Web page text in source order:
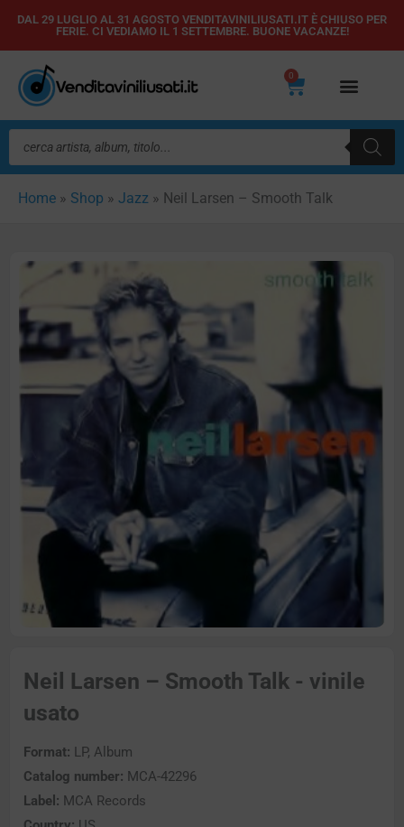
Vai
contenuto
DAL 29 LUGLIO AL 31 AGOSTO VENDITAVINILIUSATI.IT È CHIUSO PER
FERIE. CI VEDIAMO IL 1 SETTEMBRE. BUONE VACANZE!
0
Carrello
Ricerca
prodotti
Home » Shop » Jazz » Neil Larsen – Smooth Talk
Neil Larsen – Smooth Talk - vinile
usato
Format: LP, Album
Catalog number: MCA-42296
Label: MCA Records